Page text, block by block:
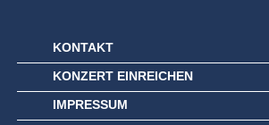
KONTAKT
KONZERT EINREICHEN
IMPRESSUM